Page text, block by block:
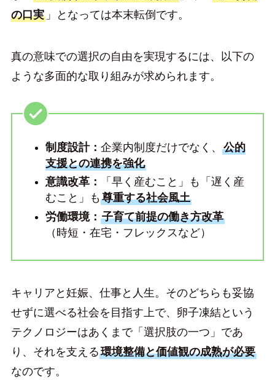
の口実」となっては本末転倒です。
真の意味での選択の自由を実現するには、以下の
ような多面的な取り組みが求められます。
制度設計： 企業内制度だけでなく、 公的
支援との連携を強化
意識改革：
「早く産むこと」も「遅く産
むこと」も 尊重する社会風土
労働環境： 子育て前提の働き方改革
（時短・在宅・フレックスなど）
キャリアと妊娠、仕事と人生。そのどちらも妥協
せずに選べる社会を目指す上で、卵子凍結という
テクノロジーはあくまで「選択肢の一つ」であ
り、それを支える環境整備と価値観の成熟が必要
なのです。